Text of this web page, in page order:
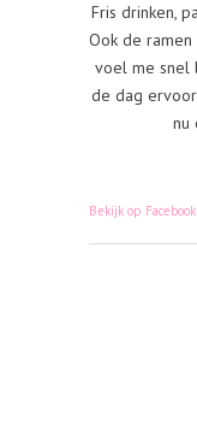
Fris drinken,
Ook de
voel me snel
de dag
nu
Bekijk op Facebook